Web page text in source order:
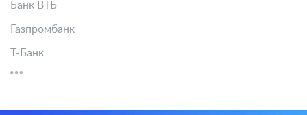
Банк ВТБ
Газпромбанк
Т-Банк